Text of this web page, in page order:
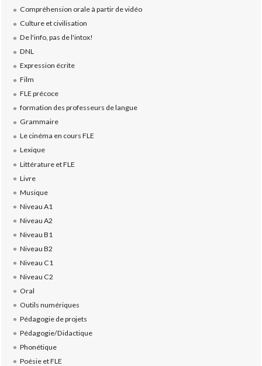
Compréhension orale à partir de vidéo
Culture et civilisation
De l'info, pas de l'intox!
DNL
Expression écrite
Film
FLE précoce
formation des professeurs de langue
Grammaire
Le cinéma en cours FLE
Lexique
Littérature et FLE
Livre
Musique
Niveau A1
Niveau A2
Niveau B1
Niveau B2
Niveau C1
Niveau C2
Oral
Outils numériques
Pédagogie de projets
Pédagogie/Didactique
Phonétique
Poésie et FLE